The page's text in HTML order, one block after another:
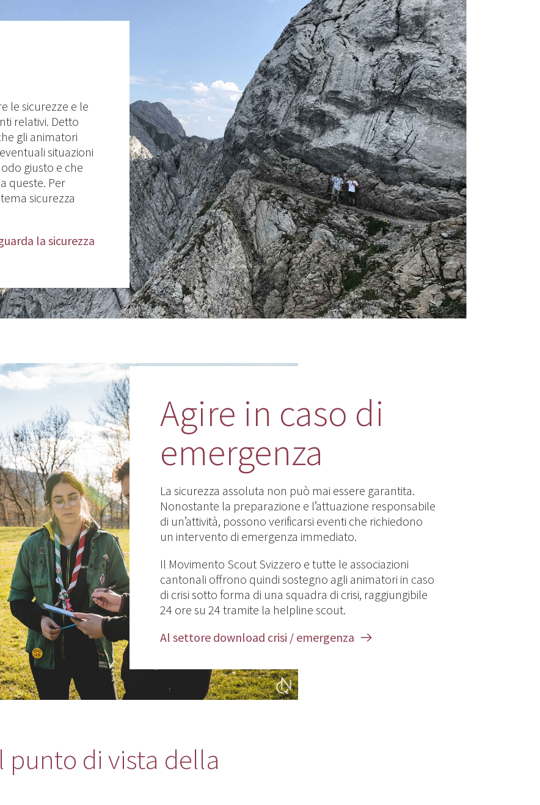
le sicurezze e le
relativi. Detto
gli animatori
situazioni
giusto e che
queste. Per
sicurezza
la sicurezza
Agire in caso di
emergenza
La sicurezza assoluta non può mai essere garantita.
Nonostante la preparazione e l’attuazione responsabile
di un’attività, possono verificarsi eventi che richiedono
un intervento di emergenza immediato.
Il Movimento Scout Svizzero e tutte le associazioni
cantonali offrono quindi sostegno agli animatori in caso
di crisi sotto forma di una squadra di crisi, raggiungibile
24 ore su 24 tramite la helpline scout.
Al settore download crisi / emergenza
di vista della